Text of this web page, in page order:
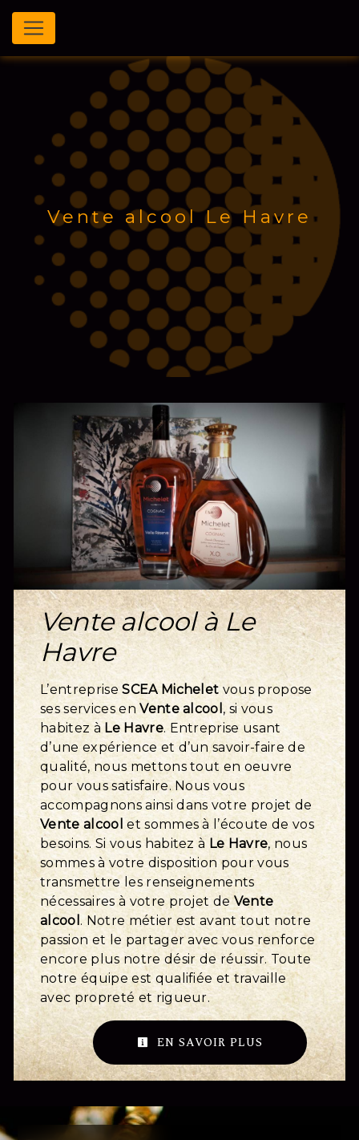
Panneau de gestion des cookies
Vente alcool Le Havre
Vente alcool à Le
Havre
L’entrepriseSCEA Micheletvous propose
ses services enVente alcool , si vous
habitez àLe Havre. Entreprise usant
d’une expérience et d’un savoir-faire de
qualité, nous mettons tout en oeuvre
pour vous satisfaire. Nous vous
accompagnons ainsi dans votre projet de
Vente alcool et sommes à l’écoute de vos
besoins. Si vous habitez à Le Havre, nous
sommes à votre disposition pour vous
transmettre les renseignements
nécessaires à votre projet deVente
alcool . Notre métier est avant tout notre
passion et le partager avec vous renforce
encore plus notre désir de réussir. Toute
notre équipe est qualifiée et travaille
avec propreté et rigueur.
EN SAVOIR PLUS